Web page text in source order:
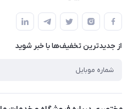
املاک مدنی - نوساز شاپ
لیست محصولات
درباره ما
قوانین و مقررات
حریم خصوصی
راهنما
پرسش های متداول
از جدید‌ترین تخفیف‌ها با‌ خبر شوید